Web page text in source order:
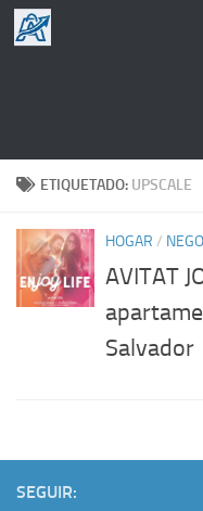
Saltar al contenido
ETIQUETADO: UPSCALE
HOGAR /
AVITAT
Salvador
SEGUIR: